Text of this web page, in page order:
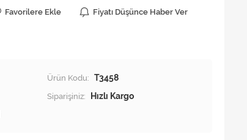
Favorilere Ekle
Fiyatı Düşünce Haber Ver
Ürün Kodu: T3458
Siparişiniz:
Hızlı Kargo